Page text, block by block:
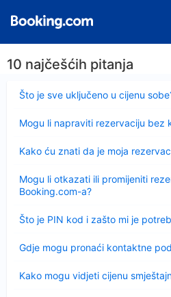
10 najčešćih pitanja
Što je sve uključeno u cijenu
Sažeto
Mogu li napraviti rezervaciju bez
Kako ću znati da je moja
Mogu li otkazati ili promijeniti
Booking.com-a?
Što je PIN kod i zašto mi je
Sažeto
Gdje mogu pronaći kontaktne
Kako mogu vidjeti cijenu